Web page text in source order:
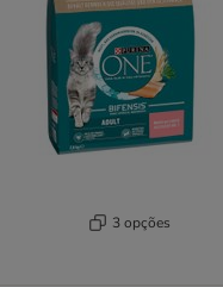
3 opções